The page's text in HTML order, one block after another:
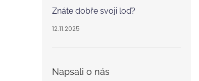
Znáte dobře svoji loď?
12.11.2025
Napsali o nás